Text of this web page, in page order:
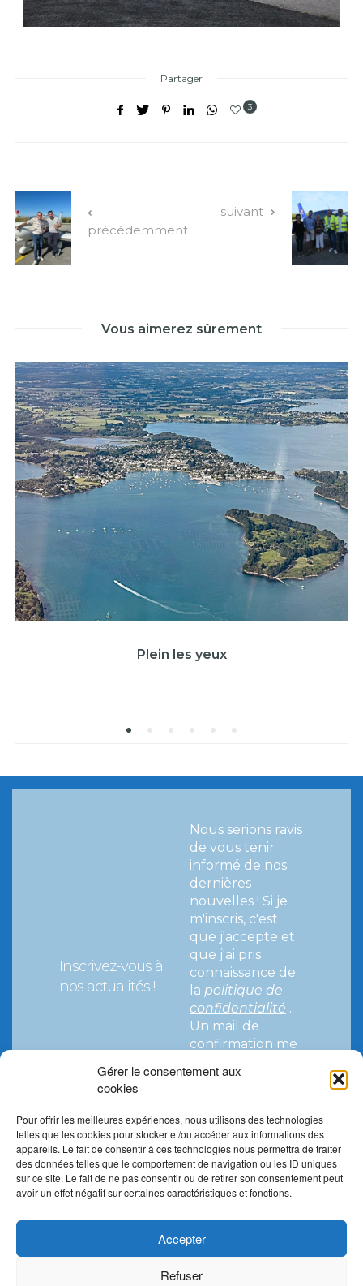
Gérer le consentement aux
cookies
Pour offrir les meilleures expériences, nous utilisons des technologies
telles que les cookies pour stocker et/ou accéder aux informations des
appareils. Le fait de consentir à ces technologies nous permettra de traiter
des données telles que le comportement de navigation ou les ID uniques
sur ce site. Le fait de ne pas consentir ou de retirer son consentement peut
avoir un effet négatif sur certaines caractéristiques et fonctions.
Accepter
Refuser
Inscrivez-vous, et recevez nos actualités !
Partager
3
précédemment
suivant
Vous aimerez sûrement
Plein les yeux
Inscrivez-vous à
nos actualités !
Nous serions ravis
de vous tenir
informé de nos
dernières
nouvelles ! Si je
m'inscris, c'est
que j'accepte et
que j'ai pris
connaissance de
la politique de
confidentialité .
Un mail de
confirmation me
valider mon
Politique de confidentialité et